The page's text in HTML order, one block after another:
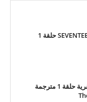
برنامج SEVENTEEN's One Fine Day حلقة 1
برنامج بارك بوغوم حلاق القرية حلقة 1 مترجمة